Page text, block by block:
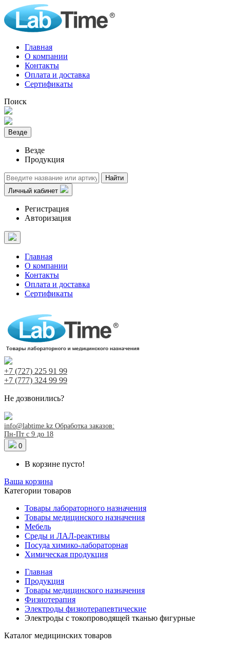
Главная
О компании
Контакты
Оплата и доставка
Сертификаты
Поиск
Везде
Везде
Продукция
Найти
Личный кабинет
Регистрация
Авторизация
Главная
О компании
Контакты
Оплата и доставка
Сертификаты
+7 (727) 225 91 99
+7 (777) 324 99 99
Не дозвонились?
info@labtime.kz Обработка заказов:
Пн-Пт с 9 до 18
0
В корзине пусто!
Ваша корзина
Категории товаров
Товары лабораторного назначения
Товары медицинского назначения
Мебель
Среды и ЛАЛ-реактивы
Посуда химико-лабораторная
Химическая продукция
Главная
Продукция
Товары медицинского назначения
Физиотерапия
Электроды физиотерапевтические
Электроды с токопроводящей тканью фигурные
Каталог медицинских товаров